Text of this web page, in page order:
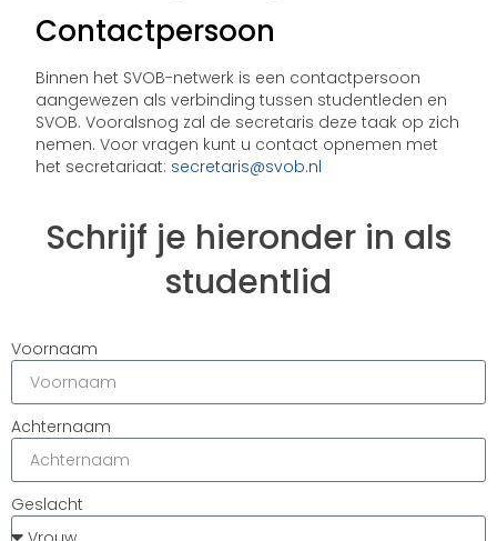
Contactpersoon
Binnen het SVOB-netwerk is een contactpersoon
aangewezen als verbinding tussen studentleden en
SVOB. Vooralsnog zal de secretaris deze taak op zich
nemen. Voor vragen kunt u contact opnemen met
het secretariaat: secretaris@svob.nl
Schrijf je hieronder in als
studentlid
Voornaam
Achternaam
Geslacht